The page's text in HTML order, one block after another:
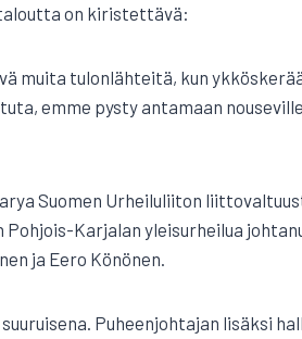
on kiristettävä:
muita tulonlähteitä, kun
emme pysty antamaan
Suomen Urheiluliiton
Karjalan yleisurheilua
ja Eero Könönen.
Puheenjohtajan lisäksi